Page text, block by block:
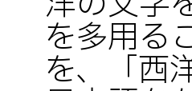
を多用る
を、「西